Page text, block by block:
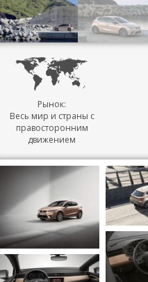
Рынок:
Весь мир и страны с
правосторонним
движением